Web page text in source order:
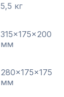
5,5 кг
315x175x200
мм
280x175x175
мм